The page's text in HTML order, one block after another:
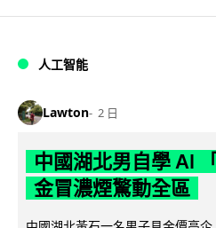
人工智能
Lawton 2 日
中國湖北男自學 AI
金冒濃煙驚動全區